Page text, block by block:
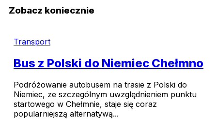
Zobacz koniecznie
Transport
Bus z Polski do Niemiec Chełmno
Podróżowanie autobusem na trasie z Polski do
Niemiec, ze szczególnym uwzględnieniem punktu
startowego w Chełmnie, staje się coraz
popularniejszą alternatywą...